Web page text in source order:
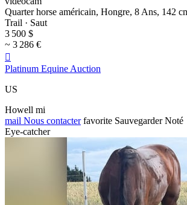
Quarter horse américain, Hongre, 8 Ans, 142
Trail · Saut
3 500 $
~ 3 286 €

Platinum Equine Auction
US
Howell mi
mail Nous contacter favorite Sauvegarder Noté
Eye-catcher